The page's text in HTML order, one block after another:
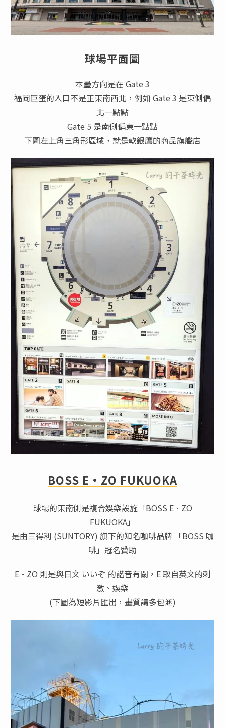
球場平面圖
本壘方向是在 Gate 3
福岡巨蛋的入口不是正東南西北，例如 Gate 3 是東側偏
北一點點
Gate 5 是南側偏東一點點
下圖左上角三角形區域，就是軟銀鷹的商品旗艦店
BOSS E·ZO FUKUOKA
球場的東南側是複合娛樂設施「BOSS E·ZO
FUKUOKA」
是由三得利 (SUNTORY) 旗下的知名咖啡品牌 「BOSS 咖
啡」冠名贊助
E·ZO 則是與日文 いいぞ 的諧音有關，E 取自英文的刺
激、娛樂
(下圖為短影片匯出，畫質請多包涵)